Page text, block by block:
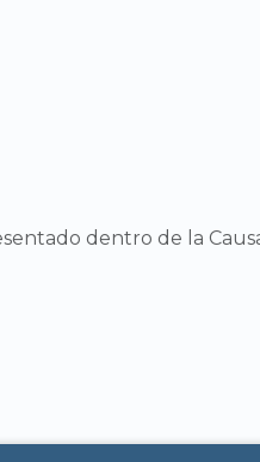
dentro de la